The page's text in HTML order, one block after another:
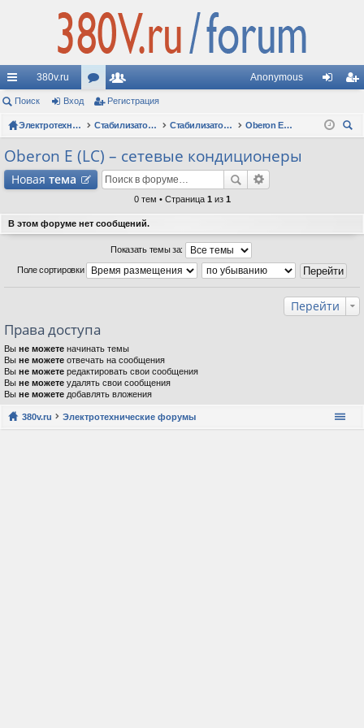
с
ы
лк
380v.ru
ор
ум
ы
ол
ьз
ат
и
Anonymous
д ис
Поиск Вход Регистрация
Электротехнические форумы Стабилизаторы напряжения Стабилизаторы Oberon: вопросы по моделям
Oberon E (LC) – сетевые кондиционеры
Oberon E (LC) – сетевые кондиционеры
Новая тема
0 тем • Страница 1 из 1
В этом форуме нет сообщений.
Показать темы за:
Поле сортировки
Перейти
Права доступа
Вы не можете начинать темы
Вы не можете отвечать на сообщения
Вы не можете редактировать свои сообщения
Вы не можете удалять свои сообщения
Вы не можете добавлять вложения
380v.ru Электротехнические форумы